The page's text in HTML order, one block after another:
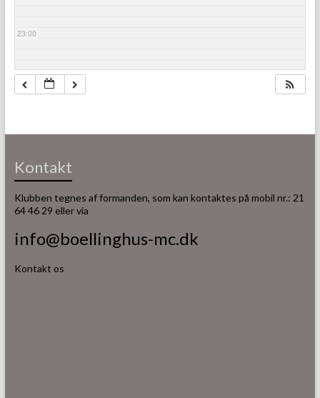
23:00
Kontakt
Klubben tegnes af formanden, som kan kontaktes på mobil nr.: 21
64 46 29 eller via
info@boellinghus-mc.dk
Kontakt os